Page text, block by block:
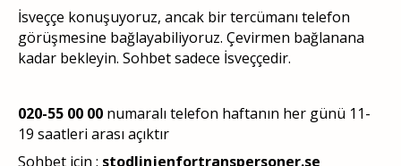
İsveççe konuşuyoruz, ancak bir tercümanı telefon
görüşmesine bağlayabiliyoruz. Çevirmen bağlanana
kadar bekleyin. Sohbet sadece İsveççedir.
020-55 00 00 numaralı telefon haftanın her günü 11-
19 saatleri arası açıktır
Sohbet için : stodlinjenfortranspersoner.se